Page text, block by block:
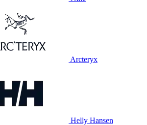
Arcteryx
Helly Hansen